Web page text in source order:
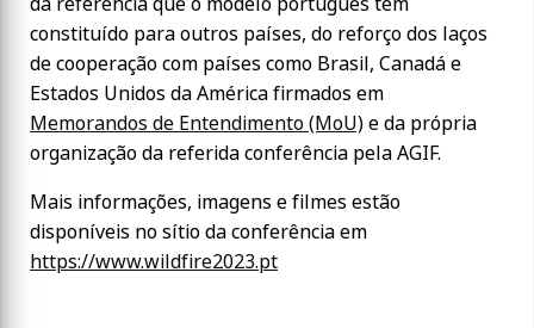
constituído para outros países, do reforço dos laços
de cooperação com países como Brasil, Canadá e
Estados Unidos da América firmados em
Memorandos de Entendimento (MoU)e da própria
organização da referida conferência pela AGIF.
Mais informações, imagens e filmes estão
disponíveis no sítio da conferência em
https://www.wildfire2023.pt